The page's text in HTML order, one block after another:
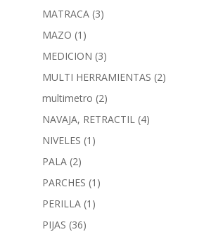
MATRACA (3)
MAZO (1)
MEDICION (3)
MULTI HERRAMIENTAS (2)
multimetro (2)
NAVAJA, RETRACTIL (4)
NIVELES (1)
PALA (2)
PARCHES (1)
PERILLA (1)
PIJAS (36)